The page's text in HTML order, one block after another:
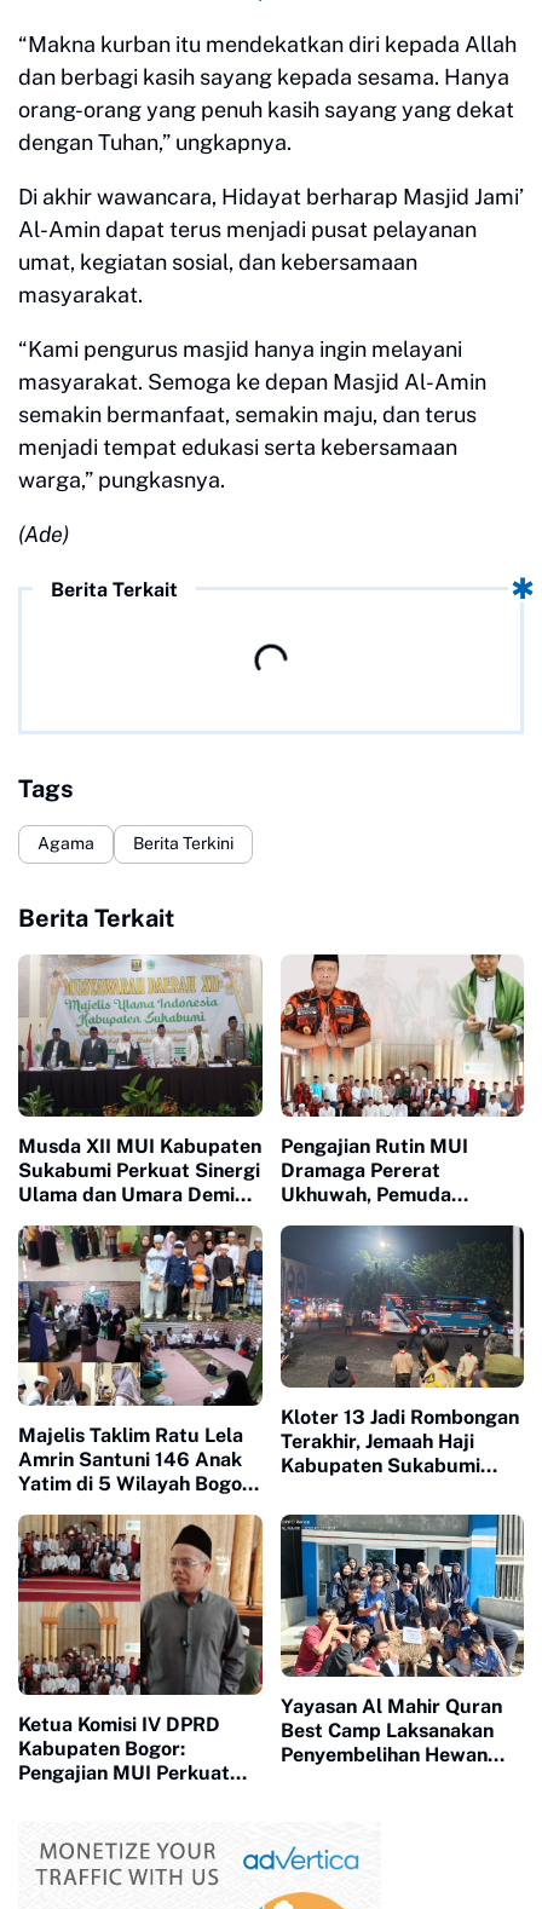
“Makna kurban itu mendekatkan diri kepada Allah
dan berbagi kasih sayang kepada sesama. Hanya
orang-orang yang penuh kasih sayang yang dekat
dengan Tuhan,” ungkapnya.
Di akhir wawancara, Hidayat berharap Masjid Jami’
Al-Amin dapat terus menjadi pusat pelayanan
umat, kegiatan sosial, dan kebersamaan
masyarakat.
“Kami pengurus masjid hanya ingin melayani
masyarakat. Semoga ke depan Masjid Al-Amin
semakin bermanfaat, semakin maju, dan terus
menjadi tempat edukasi serta kebersamaan
warga,” pungkasnya.
(Ade)
Berita Terkait
Tags
Agama Berita Terkini
Berita Terkait
Musda XII MUI Kabupaten
Sukabumi Perkuat Sinergi
Ulama dan Umara Demi
Pengajian Rutin MUI
Dramaga Pererat
Ukhuwah, Pemuda
Bantuan 100 Sak Semen
Majelis Taklim Ratu Lela
Amrin Santuni 146 Anak
Yatim di 5 Wilayah Bogor,
Penuh Keberkahan
Kloter 13 Jadi Rombongan
Terakhir, Jemaah Haji
Kabupaten Sukabumi
Penuh Haru dan Syukur
Ketua Komisi IV DPRD
Kabupaten Bogor:
Pengajian MUI Perkuat
Penyimpangan Sosial
Yayasan Al Mahir Quran
Best Camp Laksanakan
Penyembelihan Hewan